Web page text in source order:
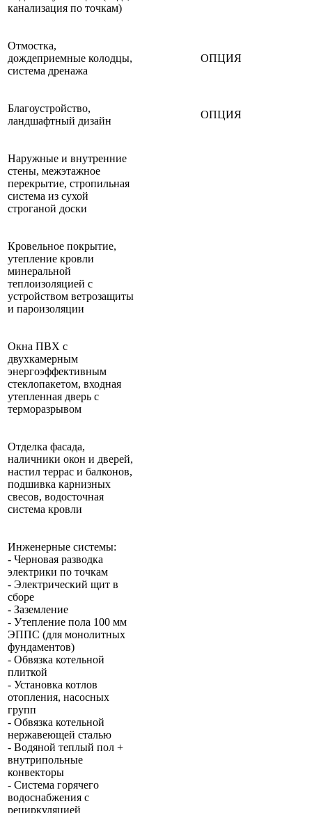
канализация по точкам)
Отмостка,
дождеприемные колодцы,
система дренажа
ОПЦИЯ
Благоустройство,
ландшафтный дизайн
ОПЦИЯ
Наружные и внутренние
стены, межэтажное
перекрытие, стропильная
система из сухой
строганой доски
Кровельное покрытие,
утепление кровли
минеральной
теплоизоляцией с
устройством ветрозащиты
и пароизоляции
Окна ПВХ с
двухкамерным
энергоэффективным
стеклопакетом, входная
утепленная дверь с
терморазрывом
Отделка фасада,
наличники окон и дверей,
настил террас и балконов,
подшивка карнизных
свесов, водосточная
система кровли
Инженерные системы:
- Черновая разводка
электрики по точкам
- Электрический щит в
сборе
- Заземление
- Утепление пола 100 мм
ЭППС (для монолитных
фундаментов)
- Обвязка котельной
плиткой
- Установка котлов
отопления, насосных
групп
- Обвязка котельной
нержавеющей сталью
- Водяной теплый пол +
внутрипольные
конвекторы
- Система горячего
водоснабжения с
рециркуляцией